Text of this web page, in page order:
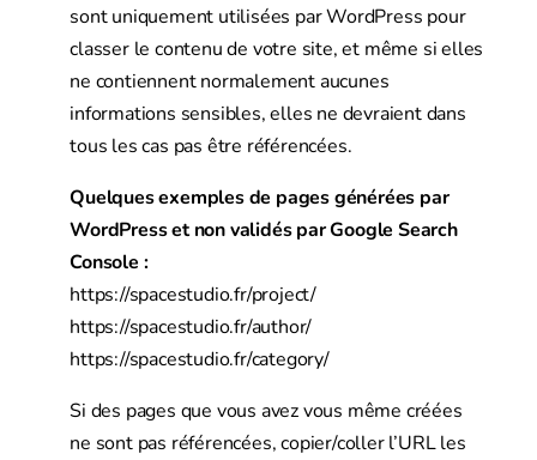
sont uniquement utilisées par WordPress pour
classer le contenu de votre site, et même si elles
ne contiennent normalement aucunes
informations sensibles, elles ne devraient dans
tous les cas pas être référencées.
Quelques exemples de pages générées par
WordPress et non validés par Google Search
Console :
https://spacestudio.fr/project/
https://spacestudio.fr/author/
https://spacestudio.fr/category/
Si des pages que vous avez vous même créées
ne sont pas référencées, copier/coller l’URL les